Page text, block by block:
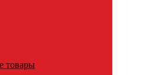
товары